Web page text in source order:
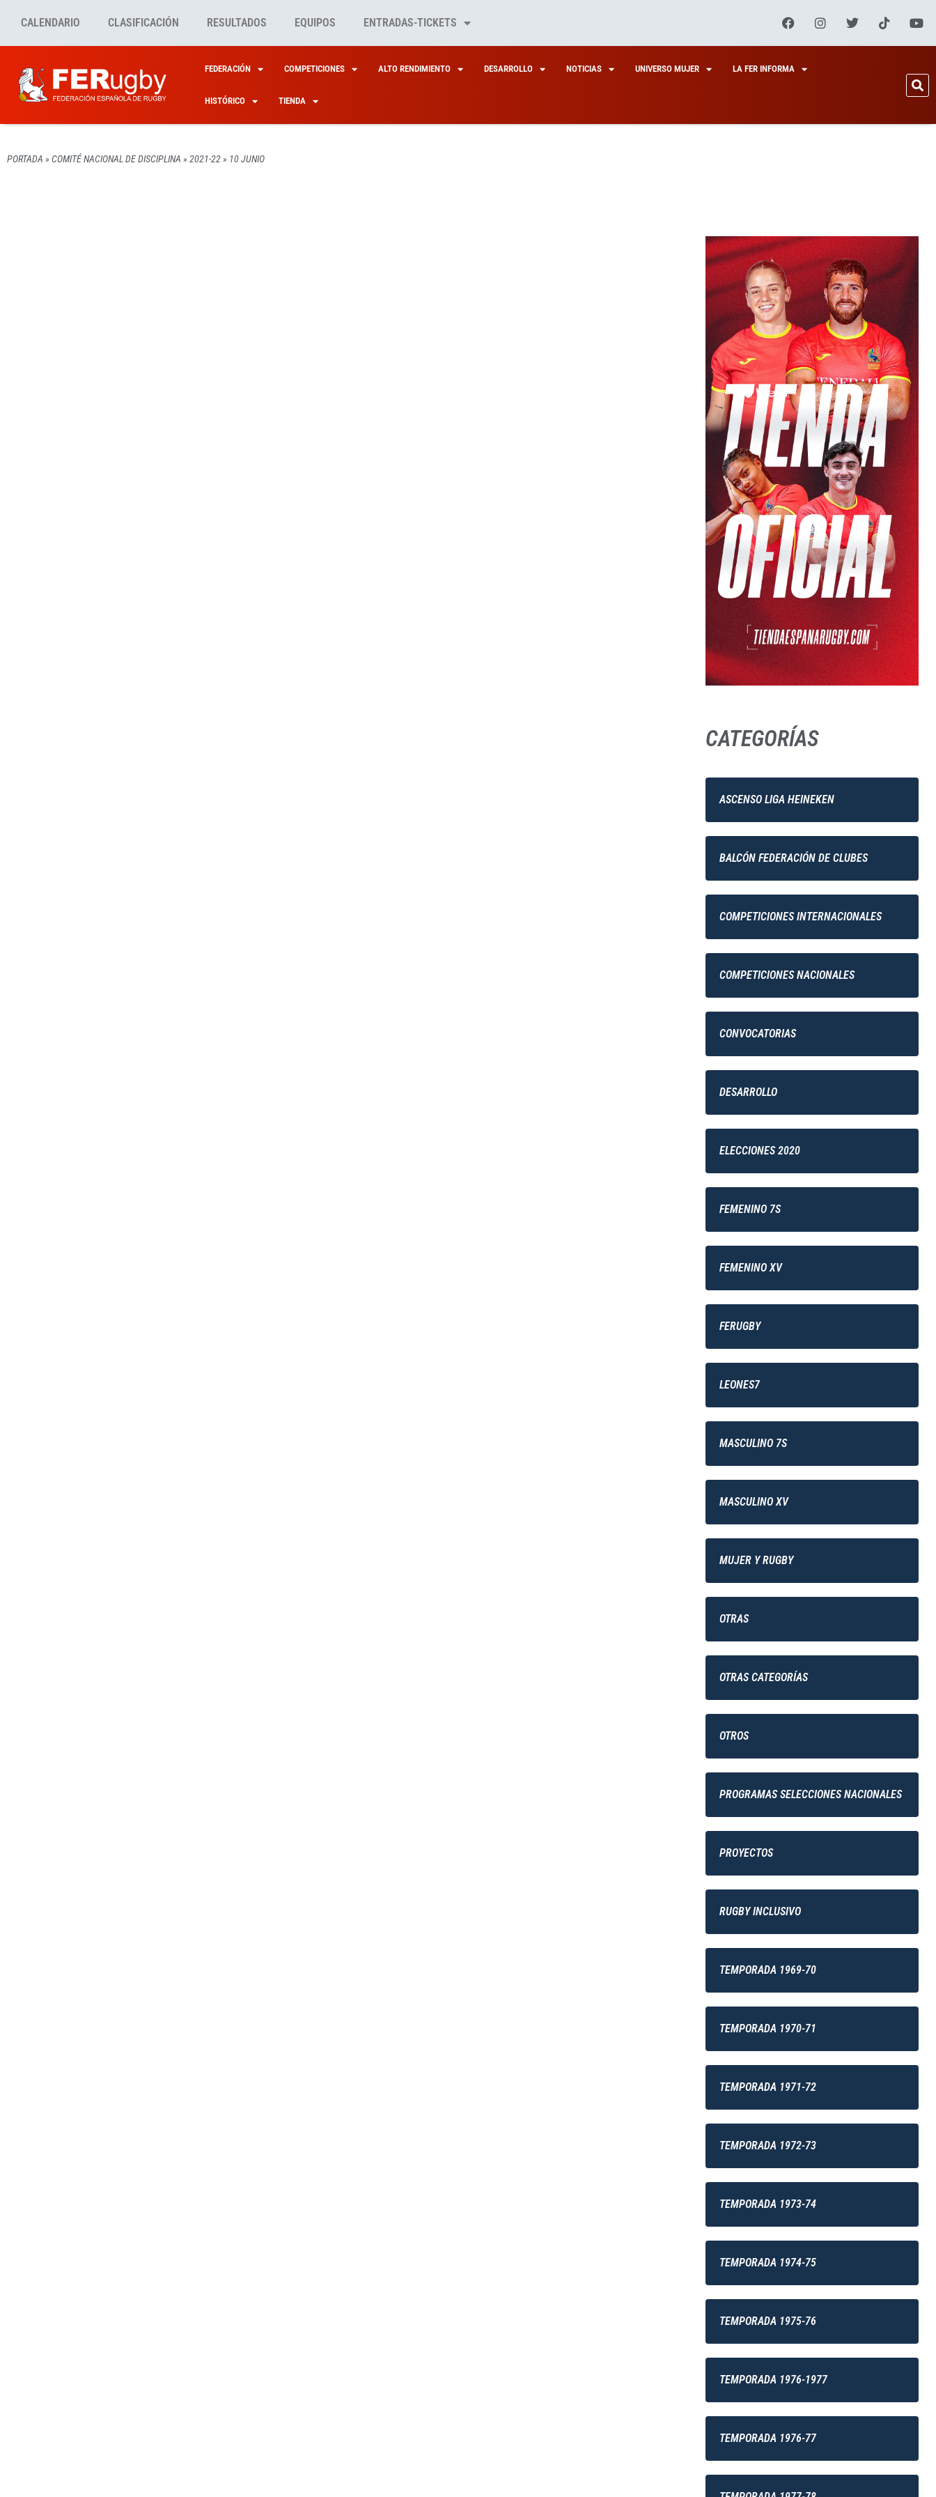
CALENDARIO CLASIFICACIÓN RESULTADOS EQUIPOS ENTRADAS-TICKETS
FEDERACIÓN COMPETICIONES ALTO RENDIMIENTO DESARROLLO NOTICIAS UNIVERSO MUJER LA FER INFORMA
HISTÓRICO TIENDA
PORTADA » COMITÉ NACIONAL DE DISCIPLINA » 2021-22» 10 JUNIO
CATEGORÍAS
ASCENSO LIGA HEINEKEN
BALCÓN FEDERACIÓN DE CLUBES
COMPETICIONES INTERNACIONALES
COMPETICIONES NACIONALES
CONVOCATORIAS
DESARROLLO
ELECCIONES 2020
FEMENINO 7S
FEMENINO XV
FERUGBY
LEONES7
MASCULINO 7S
MASCULINO XV
MUJER Y RUGBY
OTRAS
OTRAS CATEGORÍAS
OTROS
PROGRAMAS SELECCIONES NACIONALES
PROYECTOS
RUGBY INCLUSIVO
TEMPORADA 1969-70
TEMPORADA 1970-71
TEMPORADA 1971-72
TEMPORADA 1972-73
TEMPORADA 1973-74
TEMPORADA 1974-75
TEMPORADA 1975-76
TEMPORADA 1976-1977
TEMPORADA 1976-77